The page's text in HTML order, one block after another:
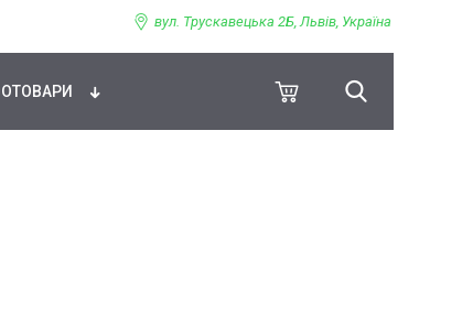
вул. Трускавецька 2Б, Львів, Україна